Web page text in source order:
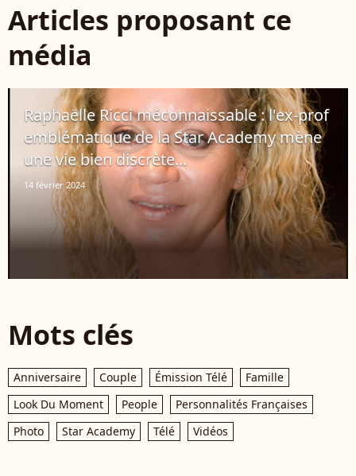
Articles proposant ce
média
Raphaëlle Ricci méconnaissable : l'ex-prof
emblématique de la Star Academy mène
une vie bien discrète...
14 février 2024
Mots clés
Anniversaire Couple Émission Télé
Famille
Look Du Moment
People
Personnalités Françaises
Photo
Star Academy Télé Vidéos